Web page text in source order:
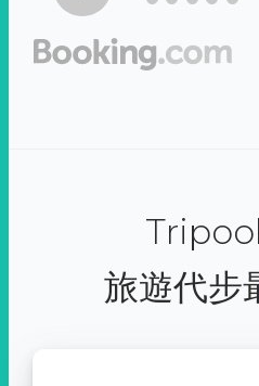
旅遊代步